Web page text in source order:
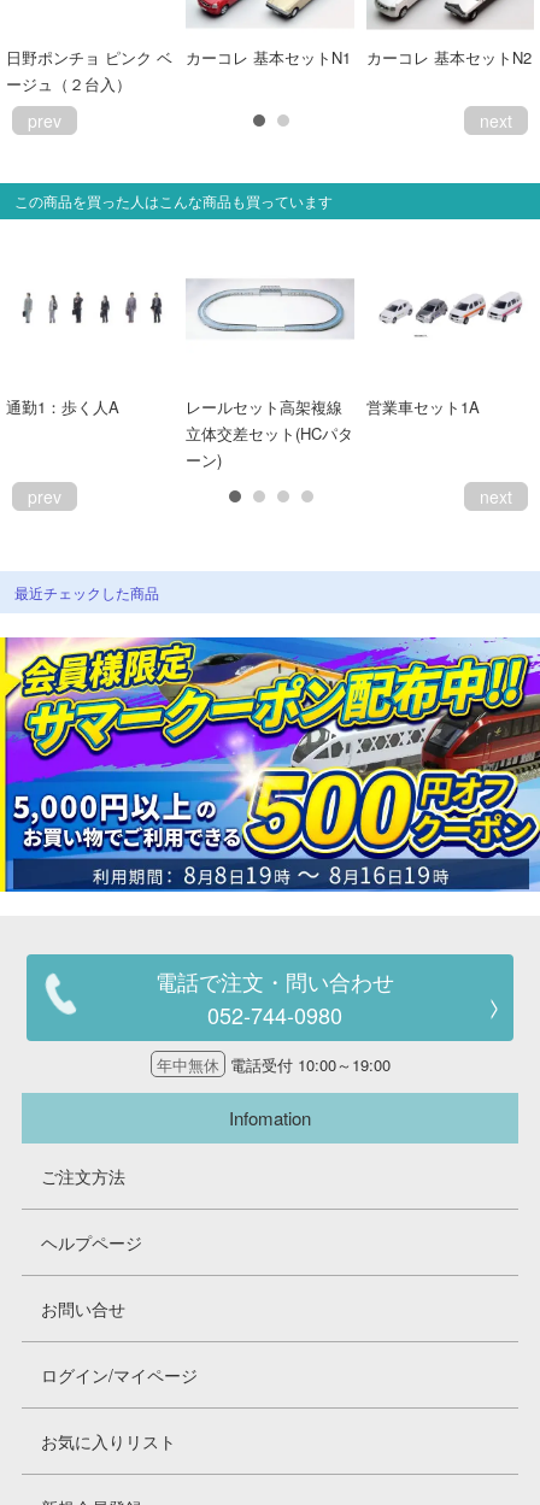
日野ポンチョ ピンク ベ
ージュ（２台入）
カーコレ 基本セットN1 カーコレ 基本セットN2
prev next
この商品を買った人はこんな商品も買っています
通勤1：歩く人A
レールセット高架複線
立体交差セット(HCパタ
ーン)
営業車セット1A
prev next
最近チェックした商品
電話で注文・問い合わせ
052-744-0980
年中無休 電話受付 10:00～19:00
Infomation
ご注文方法
ヘルプページ
お問い合せ
ログイン/マイページ
お気に入りリスト